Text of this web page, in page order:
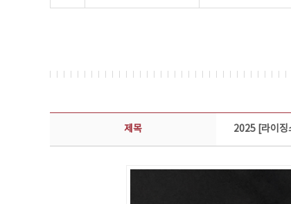
콘텐츠이슈 상세보기 - 제목, 담당부서, 담당자, 담당연락처, 내용, 첨부파일 정보 제공
제목 2025 [라이징